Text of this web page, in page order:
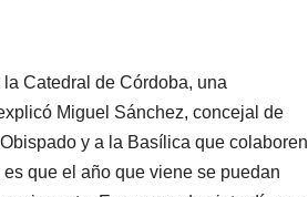
Catedral de Córdoba, una
Miguel Sánchez, concejal de
y a la Basílica que colaboren
que el año que viene se puedan